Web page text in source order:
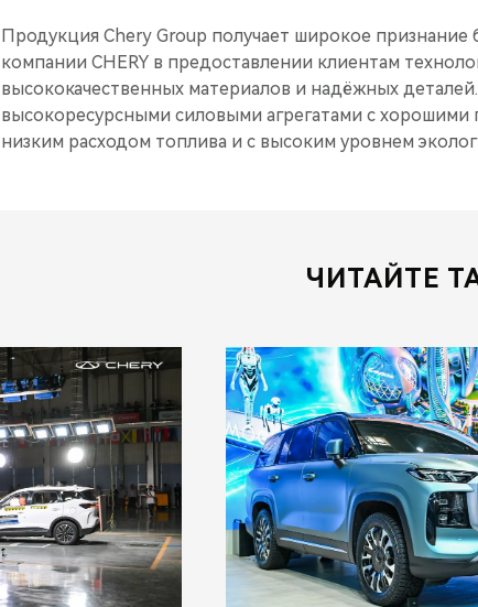
Продукция Chery Group получает широкое
компании CHERY в предоставлении клиентам
высококачественных материалов и надёжных
высокоресурсными силовыми агрегатами с хорошими
низким расходом топлива и с высоким уровнем
ЧИТАЙТЕ